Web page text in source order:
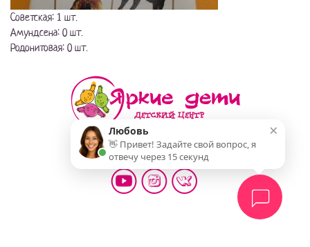
Советская: 1 шт.
Амундсена: 0 шт.
Родонитовая: 0 шт.
Мы делаем жизнь детей ярче!
×
Любовь
👋 Привет! Задайте свой вопрос, я
отвечу через 15 секунд